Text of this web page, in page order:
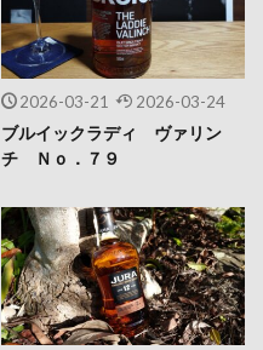
2026-03-21 2026-03-24
ブルイックラディ ヴァリン
チ Ｎｏ．７９